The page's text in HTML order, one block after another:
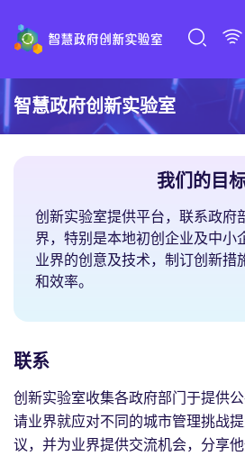
智慧政府创新实验室
我们的目
创新实验室提供平台，联系政府
界，特别是本地初创企业及中小
业界的创意及技术，制订创新措
和效率。
联系
创新实验室收集各政府部门于提供
请业界就应对不同的城市管理挑战
议，并为业界提供交流机会，分享